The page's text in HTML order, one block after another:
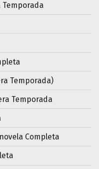
Temporada
Temporada)
Temporada
Completa